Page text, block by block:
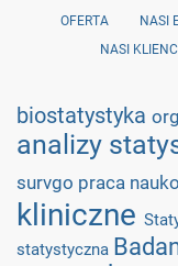
OFERTA NASI
NASI
biostatystyka
analizy
survgo praca
kliniczne
statystyczna